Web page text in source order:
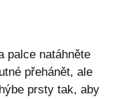
palce natáhněte
přehánět, ale
prsty tak, aby